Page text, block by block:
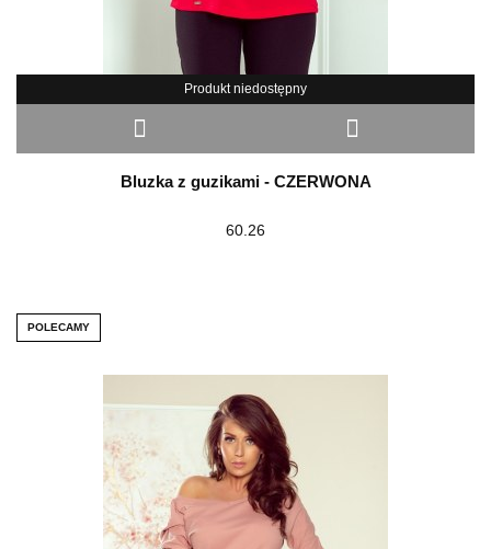
Produkt niedostępny
Bluzka z guzikami - CZERWONA
60.26
POLECAMY